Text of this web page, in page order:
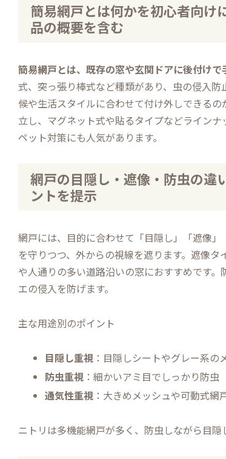
簡易網戸とは何かを初心者向け
品の概要を含む
簡易網戸とは、既存の窓や玄関ドアに後付けで
式、突っ張り棒式など種類があり、虫の侵入
候や生活スタイルに合わせて付け外しできる
立し、マグネット式や貼るタイプなどライン
ペット対策にも人気があります。
網戸の目隠し・遮像・防虫の違
ントを提示
網戸には、目的に合わせて「目隠し」「遮像
を守りつつ、外からの視線を遮ります。遮像
や人通りの多い道路沿いの窓におすすめです
エの侵入を防げます。
主な用途別のポイント
目隠し重視：目隠しシートやグレー系の
防虫重視：細かいアミ目でしっかり防虫
通気性重視：大きめメッシュや可動式網
ニトリは多機能網戸が多く、防虫しながら目隠